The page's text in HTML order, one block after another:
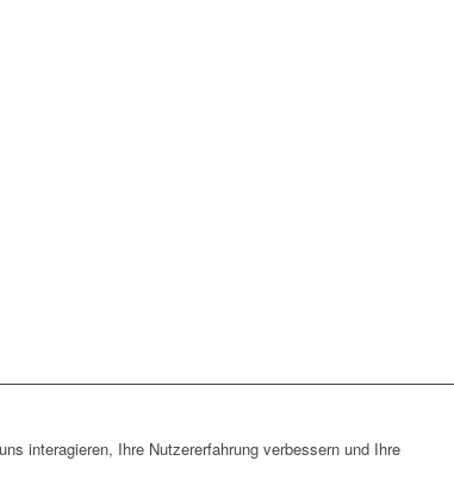
interagieren, Ihre Nutzererfahrung verbessern und Ihre